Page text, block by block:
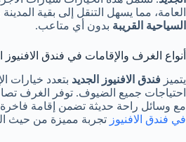
العامة، مما يسهل التنقل إلى بقية المدينة
السياحية القريبة بدون أي متاعب.
أنواع الغرف والإقامات في فندق الافنيوز
يتميز فندق الافنيوز الجديد بتعدد خيارات
احتياجات جميع الضيوف. توفر الغرف
مع وسائل راحة حديثة تضمن إقامة فاخرة.
في فندق الافنيوز تجربة مميزة من حيث